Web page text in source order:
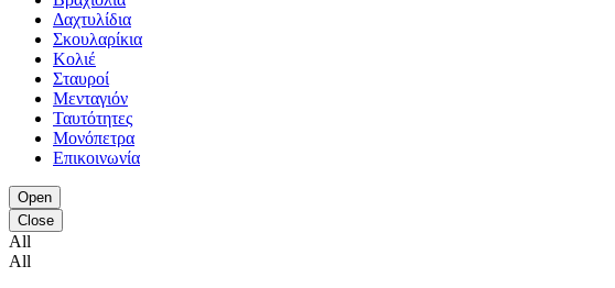
Δαχτυλίδια
Σκουλαρίκια
Κολιέ
Σταυροί
Μενταγιόν
Ταυτότητες
Μονόπετρα
Επικοινωνία
Open
Close
All
All